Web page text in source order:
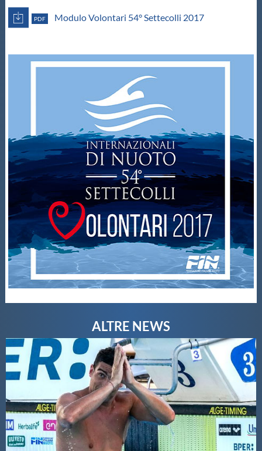
Flash News
Webmail
Contatti
Mappa del sito
PDF Modulo Volontari 54° Settecolli 2017